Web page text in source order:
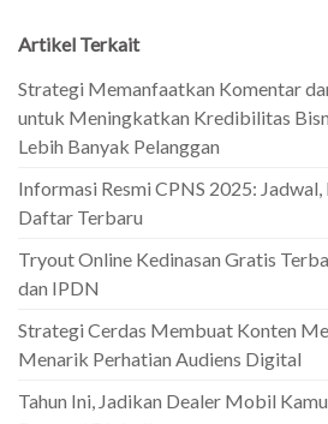
Artikel Terkait
Strategi Memanfaatkan Komentar
untuk Meningkatkan Kredibilitas
Lebih Banyak Pelanggan
Informasi Resmi CPNS 2025: Jadwal,
Daftar Terbaru
Tryout Online Kedinasan Gratis
dan IPDN
Strategi Cerdas Membuat Konten
Menarik Perhatian Audiens Digital
Tahun Ini, Jadikan Dealer Mobil